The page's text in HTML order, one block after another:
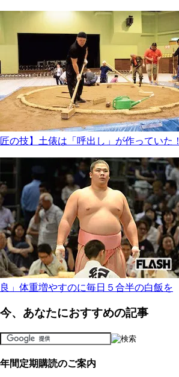
匠の技】土俵は「呼出し」が作っていた！
良」体重増やすのに毎日５合半の白飯を
今、あなたにおすすめの記事
年間定期購読のご案内